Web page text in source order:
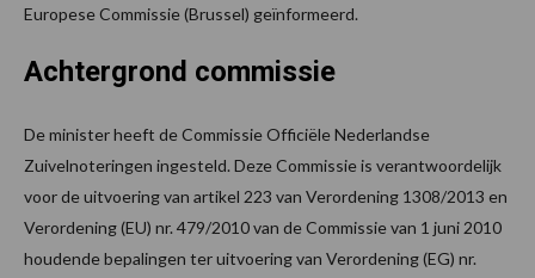
Europese Commissie (Brussel) geïnformeerd.
Achtergrond commissie
De minister heeft de Commissie Officiële Nederlandse
Zuivelnoteringen ingesteld. Deze Commissie is verantwoordelijk
voor de uitvoering van artikel 223 van Verordening 1308/2013 en
Verordening (EU) nr. 479/2010 van de Commissie van 1 juni 2010
houdende bepalingen ter uitvoering van Verordening (EG) nr.